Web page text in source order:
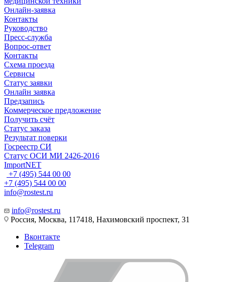
Онлайн-заявка
Контакты
Руководство
Пресс-служба
Вопрос-ответ
Контакты
Схема проезда
Сервисы
Статус заявки
Онлайн заявка
Предзапись
Коммерческое предложение
Получить счёт
Статус заказа
Результат поверки
Госреестр СИ
Статус ОСИ МИ 2426-2016
ImportNET
+7 (495) 544 00 00
+7 (495) 544 00 00
info@rostest.ru
info@rostest.ru
Россия, Москва, 117418, Нахимовский проспект, 31
Вконтакте
Telegram